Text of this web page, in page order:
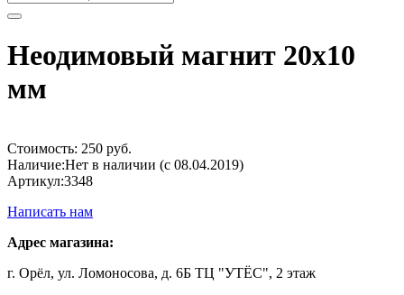
Неодимовый магнит 20х10
мм
Стоимость: 250 руб.
Наличие:Нет в наличии (с 08.04.2019)
Артикул:3348
Написать нам
Адрес магазина:
г. Орёл, ул. Ломоносова, д. 6Б ТЦ "УТЁС", 2 этаж